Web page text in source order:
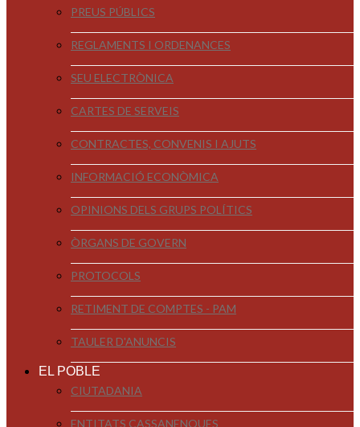
PREUS PÚBLICS
REGLAMENTS I ORDENANCES
SEU ELECTRÒNICA
CARTES DE SERVEIS
CONTRACTES, CONVENIS I AJUTS
INFORMACIÓ ECONÒMICA
OPINIONS DELS GRUPS POLÍTICS
ÒRGANS DE GOVERN
PROTOCOLS
RETIMENT DE COMPTES - PAM
TAULER D'ANUNCIS
EL POBLE
CIUTADANIA
ENTITATS CASSANENQUES